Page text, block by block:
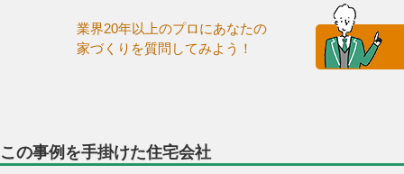
業界20年以上のプロにあなたの
家づくりを質問してみよう！
この事例を手掛けた住宅会社